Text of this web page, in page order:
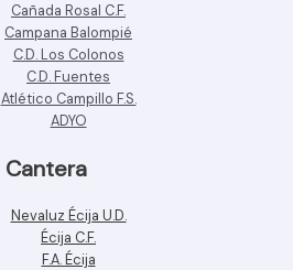
Cañada Rosal C.F.
Campana Balompié
C.D. Los Colonos
C.D. Fuentes
Atlético Campillo F.S.
ADYO
Cantera
Nevaluz Écija U.D.
Écija C.F.
F.A. Écija